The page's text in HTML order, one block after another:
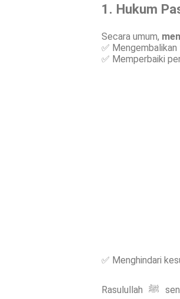
1. Hukum
Secara umum,
✅
✅ Memperbaiki
✅ Menghindari
Rasulullah ﷺ sendiri pernah membolehkan seseorang menggunakan gigi palsu dari bahan